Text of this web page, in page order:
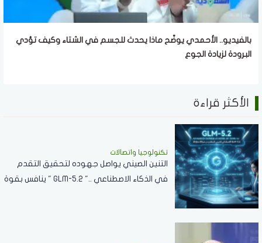
بالفيديو.. الأحمدي يوضّح ماذا يحدث للجسم في الشتاء وكيف تؤدي
البرودة لزيادة الجوع
الأكثر قراءة
تكنولوجيا واتصالات
التنين الصيني يواصل جهوده لتحقيق التقدم
في الذكاء الاصطناعي .." GLM-5.2 " ينافس بقوة